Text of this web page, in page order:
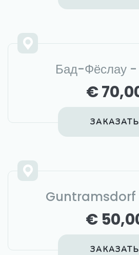
Бад-Фёслау -
€
ЗАКАЗАТЬ
Guntramsdorf
€
ЗАКАЗАТЬ